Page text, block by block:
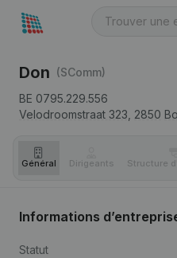
Don (SComm)
BE 0795.229.556
Velodroomstraat 323, 2850
Général Dirigeants Structure
Informations
Statut